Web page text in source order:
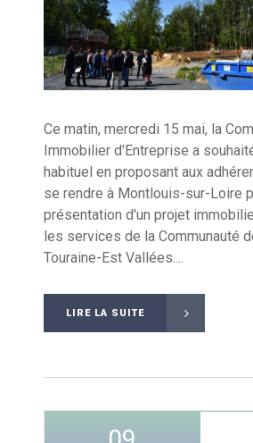
Ce matin, mercredi 15 mai, la
Immobilier d'Entreprise a
habituel en proposant aux
se rendre à Montlouis-sur-Loire
présentation d'un projet
les services de la Communauté
Touraine-Est Vallées....
LIRE LA SUITE